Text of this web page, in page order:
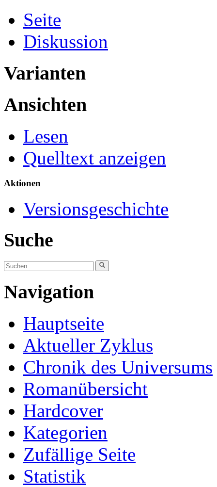
Seite
Diskussion
Varianten
Ansichten
Lesen
Quelltext anzeigen
Aktionen
Versionsgeschichte
Suche
Navigation
Hauptseite
Aktueller Zyklus
Chronik des Universums
Romanübersicht
Hardcover
Kategorien
Zufällige Seite
Statistik